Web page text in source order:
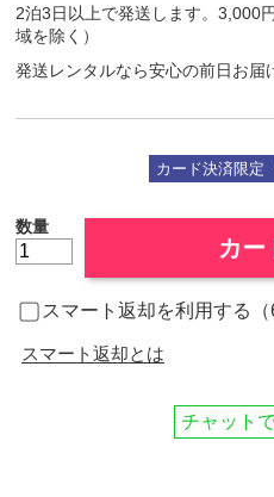
2泊3日以上で発送します。3,000
域を除く）
発送レンタルなら安心の前日お届
カード決済限定
数量
カー
スマート返却を利用する（
スマート返却とは
チャット